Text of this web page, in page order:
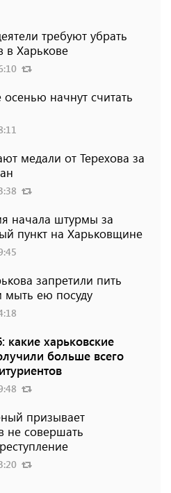
требуют убрать
в Харькове
начнут считать
медали от Терехова за
начала штурмы за
пункт на Харьковщине
запретили пить
мыть ею посуду
какие харьковские
больше всего
призывает
не совершать